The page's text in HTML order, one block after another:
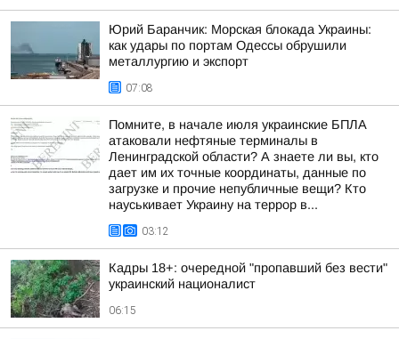
Юрий Баранчик: Морская блокада Украины:
как удары по портам Одессы обрушили
металлургию и экспорт
07:08
Помните, в начале июля украинские БПЛА
атаковали нефтяные терминалы в
Ленинградской области? А знаете ли вы, кто
дает им их точные координаты, данные по
загрузке и прочие непубличные вещи? Кто
науськивает Украину на террор в...
03:12
Кадры 18+: очередной "пропавший без вести"
украинский националист
06:15